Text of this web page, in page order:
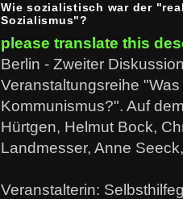
Wie sozialistisch war der
Sozialismus"?
please translate this
Berlin - Zweiter
Veranstaltungsreihe "Was
Kommunismus?". Auf
Hürtgen, Helmut Bock,
Landmesser, Anne
Veranstalterin: